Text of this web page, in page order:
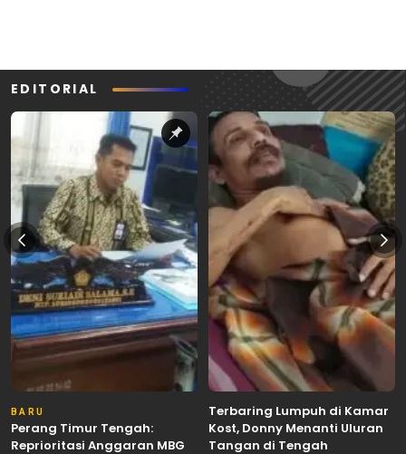
EDITORIAL
BARU
Perang Timur Tengah:
Reprioritasi Anggaran MBG
Terbaring Lumpuh di Kamar
Kost, Donny Menanti Uluran
Tangan di Tengah